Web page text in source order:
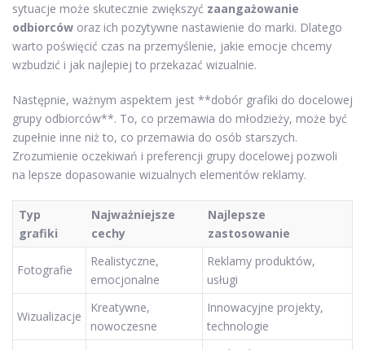
sytuacje może skutecznie zwiększyć zaangażowanie
odbiorców oraz ich pozytywne nastawienie do marki. Dlatego
warto poświęcić czas na przemyślenie, jakie emocje chcemy
wzbudzić i jak najlepiej to przekazać wizualnie.
Następnie, ważnym aspektem jest **dobór grafiki do docelowej
grupy odbiorców**. To, co przemawia do młodzieży, może być
zupełnie inne niż to, co przemawia do osób starszych.
Zrozumienie oczekiwań i preferencji grupy docelowej pozwoli
na lepsze dopasowanie wizualnych elementów reklamy.
Typ
grafiki
Najważniejsze
cechy
Najlepsze
zastosowanie
Fotografie
Realistyczne,
emocjonalne
Reklamy produktów,
usługi
Wizualizacje
Kreatywne,
nowoczesne
Innowacyjne projekty,
technologie